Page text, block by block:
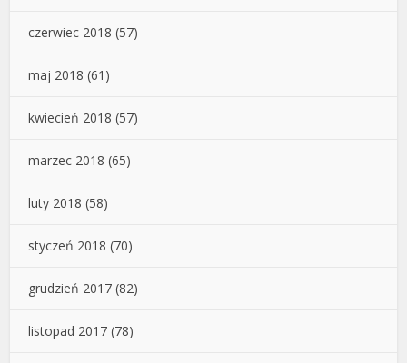
czerwiec 2018 (57)
maj 2018 (61)
kwiecień 2018 (57)
marzec 2018 (65)
luty 2018 (58)
styczeń 2018 (70)
grudzień 2017 (82)
listopad 2017 (78)